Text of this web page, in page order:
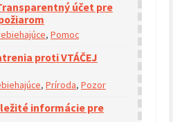
účet pre
, Pomoc
proti VTÁČEJ
, Príroda, Pozor
informácie pre